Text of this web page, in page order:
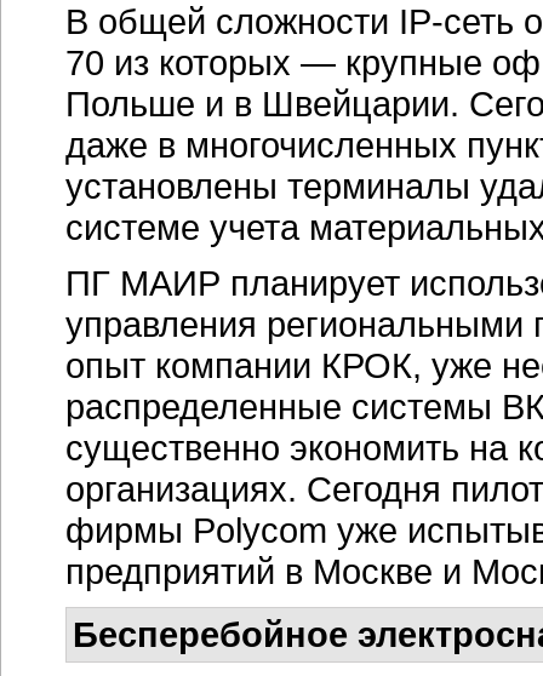
В общей сложности IP-сеть
70 из которых — крупные
Польше и в Швейцарии.
даже в многочисленных
установлены терминалы
системе учета
ПГ МАИР планирует
управления региональными
опыт компании КРОК, уже
распределенные системы
существенно экономить на
организациях. Сегодня
фирмы Polycom уже
предприятий в Москве и
Бесперебойное